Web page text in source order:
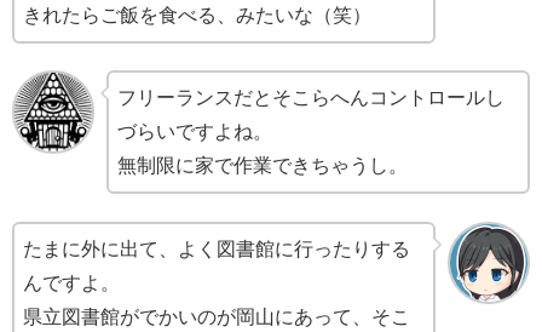
きれたらご飯を食べる、みたいな（笑）
フリーランスだとそこらへんコントロールし
づらいですよね。
無制限に家で作業できちゃうし。
たまに外に出て、よく図書館に行ったりする
んですよ。
県立図書館がでかいのが岡山にあって、そこ